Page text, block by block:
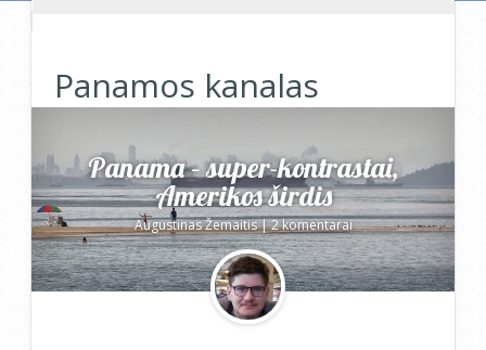
Panamos kanalas
Panama – super-kontrastai,
Amerikos širdis
Augustinas Žemaitis|2 komentarai